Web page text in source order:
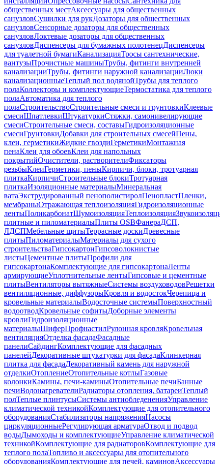
общественных местАксессуары для общественных
санузловСушилки для рукДозаторы для общественных
санузловСенсорные дозаторы для общественных
санузловЛоктевые дозаторы для общественных
санузловДиспенсеры для бумажных полотенецДиспенсеры
для туалетной бумагиКанализацияТросы сантехнические,
вантузыПрочистные машиныТрубы, фитинги внутренней
канализацииТрубы, фитинги наружной канализацииЛюки
канализационныеТеплый пол водянойТрубы для теплого
полаКоллекторы и комплектующиеТермостатика для теплого
полаАвтоматика для теплого
полаСтроительствоСтроительные смеси и грунтовкиКлеевые
смесиШпатлевкиШтукатуркиСтяжки, самонивелирующие
смесиСтроительные смеси, составыГидроизоляционные
смесиГрунтовкиДобавки для строительных смесейПены,
клеи, герметикиЖидкие гвоздиГерметикиМонтажная
пенаКлеи для обоевКлеи для напольных
покрытийОчистители, растворителиФиксаторы
резьбыКлеиГерметики, пеныКирпичи, блоки, тротуарная
плиткаКирпичиСтроительные блокиТротуарная
плиткаИзоляционные материалыМинеральная
ватаЭкструдированный пенополистиролПенопластПленки,
мембраныОтражающая теплоизоляцияГидроизоляционные
лентыПоликарбонатШумоизоляцияТеплоизоляция
плитные и пиломатериалыПлиты OSBФанераДСП,
ЛДСПМебельные щитыТеррасные доскиДревесные
плитыПиломатериалыМатериалы для сухого
строительстваГипсокартонГипсоволокнистые
листыЦементные плитыПрофили для
гипсокартонаКомплектующие для гипсокартонаЛенты
армирующиеУплотнительные лентыГипсовые и цементные
плитыВентиляторы вытяжныеСистемы воздуховодовРешетки
вентиляционные, диффузорыКровля и водостокЧерепица и
кровельные материалыВодосточные системыПоверхностный
водоотводКровельные софитыДоборные элементы
кровлиГидроизоляционные
материалыШиферПрофнастилРулонная кровляКровельная
вентиляцияОтделка фасадаФасадные
панелиСайдингКомплектующие для фасадных
панелейДекоративные штукатурки для фасадаКлинкерная
плитка для фасадаДекоративный камень для наружной
отделкиОтоплениеОтопительные котлыГазовые
колонкиКамины, печи-каминыОтопительные печиБанные
печиВодонагревателиРадиаторы отопления, батареиТеплый
полТеплые плинтусыСистемы антиобледененияУправление
климатической техникойКомплектующие для отопительного
оборудованияСтабилизаторы напряженияНасосы
циркуляционныеРегулирующая арматураОтвод и подвод
водыДымоходы и комплектующиеУправление климатической
техникойКомплектующие для радиаторовКомплектующие для
теплого полаТопливо и аксессуары для отопительного
оборудованияКомплектующие для печей, каминовАксессуары